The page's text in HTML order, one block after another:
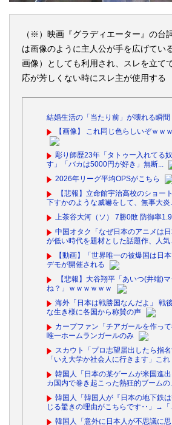
（※）映画『グラディエーター』の台
は画像のように主人公が手を広げてい
画像）としても利用され、スレを立て
応が芳しくない時にスレ主が使用する
結婚生活の「当たり前」が壊れる瞬間
【画像】 これ同じ色らしいぞｗｗ
彫り師歴23年「タトゥー入れてる
す」「バカは5000円が好き」無断...
2026年リーグ平均OPSがこちら
【悲報】立命館宇治高校のショー
下すかのような威嚇をして、無事大炎
上茶谷大河（ソ） 7勝0敗 防御率
中国オタク「なぜ日本のアニメは
が低い時代を題材とした話題作、人気
【動画】「世界唯一の被爆国は日
デモが開催される
【悲報】大谷翔平「あいつ(井端)マ
ね？」ｗｗｗｗｗｗ
海外「日本は戦勝国なんだよ」 戦
な生き様に各国から称賛の声
カープファン「チアガールを作っ
唯一ホームランガールのみ
スカウト「プロ志望届出したら指
「いえ大学か社会人に行きます」これ
韓国人「日本の某ゲームが米国進
カ国内で巻き起こった熱狂的ブームの
韓国人「韓国人が『日本の地下鉄
じる驚きの理由がこちらです‥」→「
韓国人「意外に日本人が不思議に